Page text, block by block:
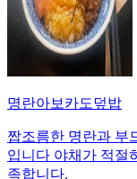
명란아보카도덮밥
짭조름한 명란과 부
입니다 야채가 적절
족합니다.